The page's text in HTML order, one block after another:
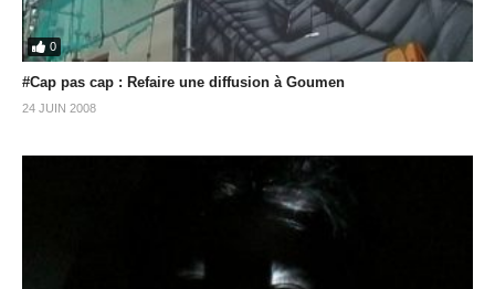
0
#Cap pas cap : Refaire une diffusion à Goumen
24 JUIN 2008